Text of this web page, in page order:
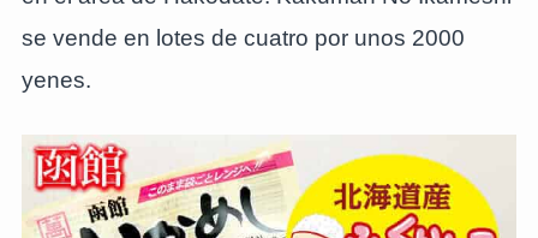
se vende en lotes de cuatro por unos 2000
yenes.